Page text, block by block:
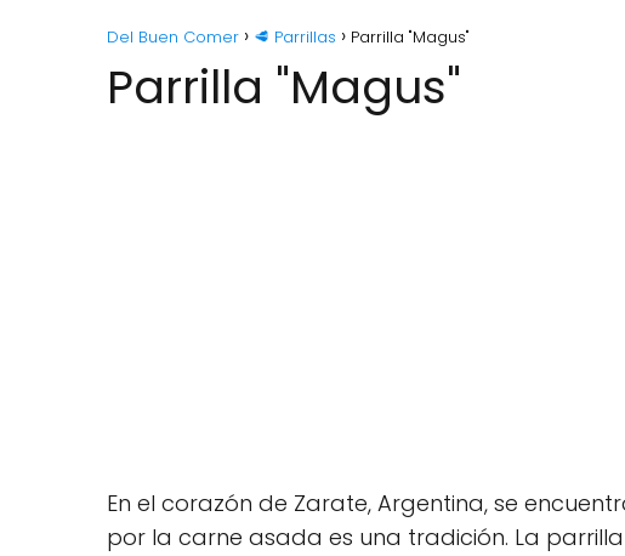
Del Buen Comer 🥩 Parrillas Parrilla "Magus"
Parrilla "Magus"
En el corazón de Zarate, Argentina, se
por la carne asada es una tradición. La